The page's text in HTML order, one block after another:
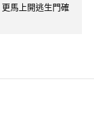
馬上開逃生門確